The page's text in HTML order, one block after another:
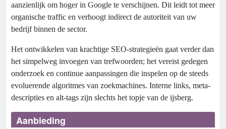
aanzienlijk om hoger in Google te verschijnen. Dit leidt tot meer
organische traffic en verhoogt indirect de autoriteit van uw
bedrijf binnen de sector.
Het ontwikkelen van krachtige SEO-strategieën gaat verder dan
het simpelweg invoegen van trefwoorden; het vereist gedegen
onderzoek en continue aanpassingen die inspelen op de steeds
evoluerende algoritmes van zoekmachines. Interne links, meta-
descripties en alt-tags zijn slechts het topje van de ijsberg.
Aanbieding